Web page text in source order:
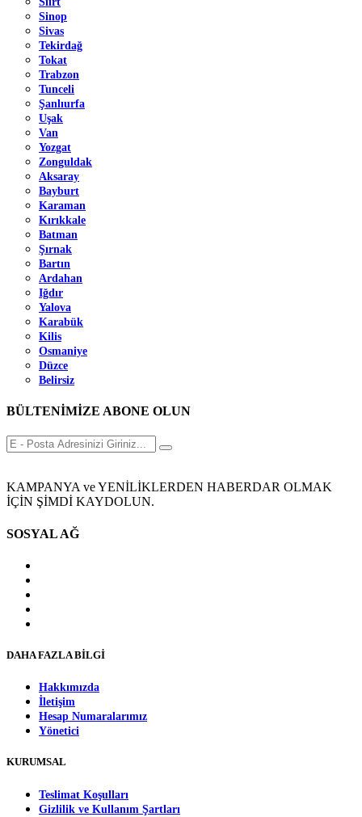
Sinop
Sivas
Tekirdağ
Tokat
Trabzon
Tunceli
Şanlıurfa
Uşak
Van
Yozgat
Zonguldak
Aksaray
Bayburt
Karaman
Kırıkkale
Batman
Şırnak
Bartın
Ardahan
Iğdır
Yalova
Karabük
Kilis
Osmaniye
Düzce
Belirsiz
BÜLTENİMİZE ABONE OLUN
KAMPANYA ve YENİLİKLERDEN HABERDAR OLMAK
İÇİN ŞİMDİ KAYDOLUN.
SOSYAL AĞ
DAHA FAZLA BİLGİ
Hakkımızda
İletişim
Hesap Numaralarımız
Yönetici
KURUMSAL
Teslimat Koşulları
Gizlilik ve Kullanım Şartları